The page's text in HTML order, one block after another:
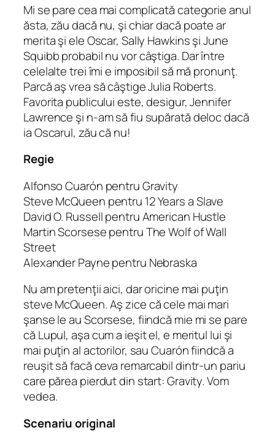
Mi se pare cea mai complicată categorie anul
ăsta, zău dacă nu, şi chiar dacă poate ar
merita şi ele Oscar, Sally Hawkins şi June
Squibb probabil nu vor câştiga. Dar între
celelalte trei îmi e imposibil să mă pronunţ.
Parcă aş vrea să câştige Julia Roberts.
Favorita publicului este, desigur, Jennifer
Lawrence şi n-am să fiu supărată deloc dacă
ia Oscarul, zău că nu!
Regie
Alfonso Cuarón pentru Gravity
Steve McQueen pentru 12 Years a Slave
David O. Russell pentru American Hustle
Martin Scorsese pentru The Wolf of Wall
Street
Alexander Payne pentru Nebraska
Nu am pretenţii aici, dar oricine mai puţin
steve McQueen. Aş zice că cele mai mari
şanse le au Scorsese, fiindcă mie mi se pare
că Lupul, aşa cum a ieşit el, e meritul lui şi
mai puţin al actorilor, sau Cuarón fiindcă a
reuşit să facă ceva remarcabil dintr-un pariu
care părea pierdut din start: Gravity. Vom
vedea.
Scenariu original